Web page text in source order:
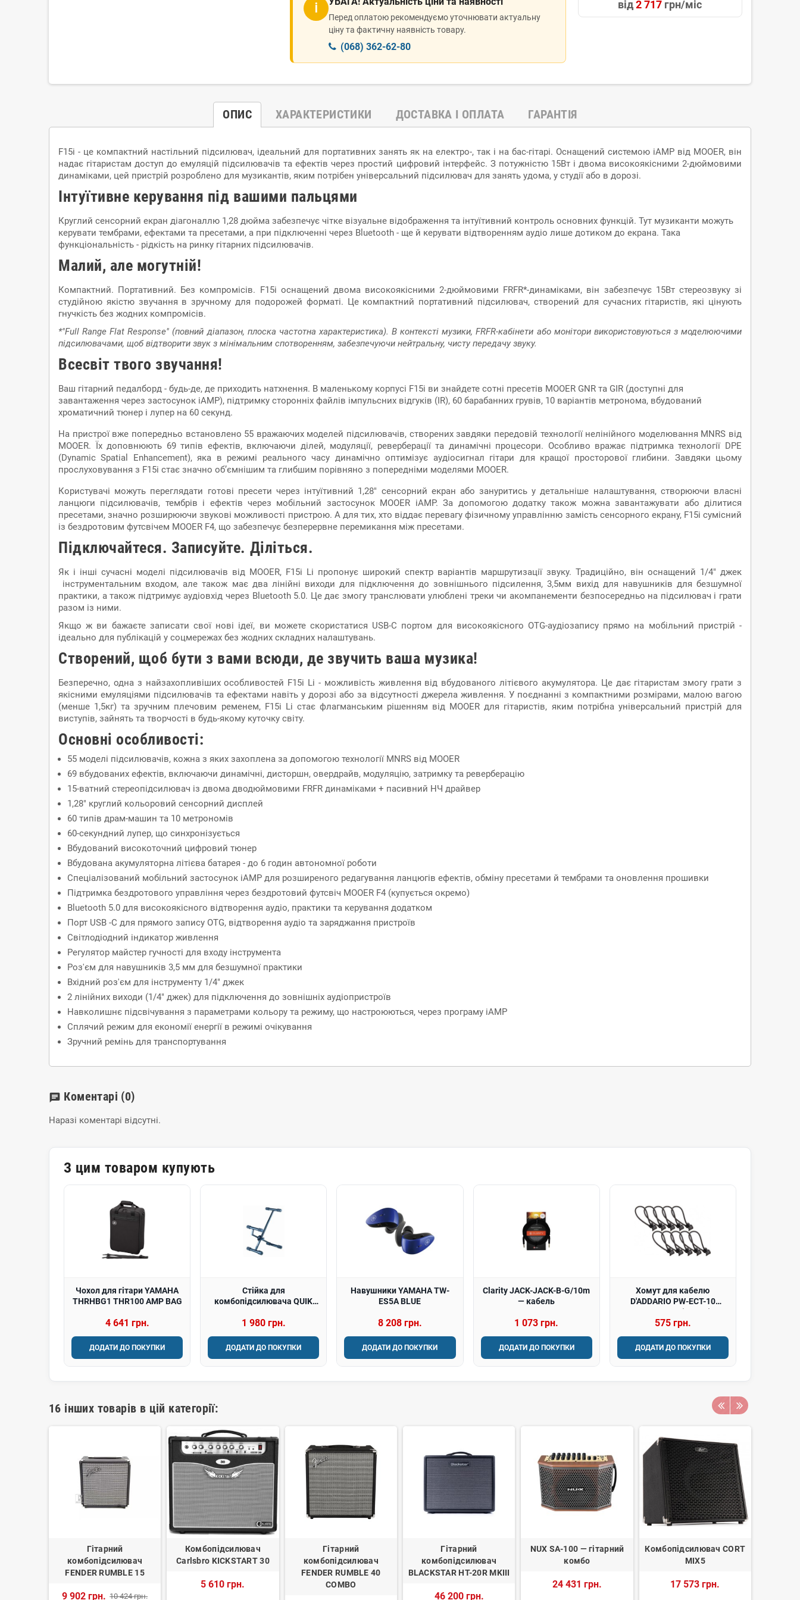
ℹ
Перед оплатою рекомендуємо уточнювати актуальну
ціну та фактичну наявність товару.
(068) 362-62-80
від2 717 грн/міс
ОПИС ХАРАКТЕРИСТИКИ ДОСТАВКА І ОПЛАТА ГАРАНТІЯ
F15i - це компактний настільний підсилювач, ідеальний для портативних занять як на електро-, так і на бас-гітарі. Оснащений системою iAMP від MOOER, він
надає гітаристам доступ до емуляцій підсилювачів та ефектів через простий цифровий інтерфейс. З потужністю 15Вт і двома високоякісними 2-дюймовими
динаміками, цей пристрій розроблено для музикантів, яким потрібен універсальний підсилювач для занять удома, у студії або в дорозі.
Інтуїтивне керування під вашими пальцями
Круглий сенсорний екран діагоналлю 1,28 дюйма забезпечує чітке візуальне відображення та інтуїтивний контроль основних функцій. Тут музиканти можуть
керувати тембрами, ефектами та пресетами, а при підключенні через Bluetooth - ще й керувати відтворенням аудіо лише дотиком до екрана. Така
функціональність - рідкість на ринку гітарних підсилювачів.
Малий, але могутній!
Компактний. Портативний. Без компромісів. F15i оснащений двома високоякісними 2-дюймовими FRFR*-динаміками, він забезпечує 15Вт стереозвуку зі
студійною якістю звучання в зручному для подорожей форматі. Це компактний портативний підсилювач, створений для сучасних гітаристів, які цінують
гнучкість без жодних компромісів.
*"Full Range Flat Response" (повний діапазон, плоска частотна характеристика). В контексті музики, FRFR-кабінети або монітори використовуються з моделюючими
підсилювачами, щоб відтворити звук з мінімальним спотворенням, забезпечуючи нейтральну, чисту передачу звуку.
Всесвіт твoго звучання!
Ваш гітарний педалборд - будь-де, де приходить натхнення. В маленькому корпусі F15i ви знайдете сотні пресетів MOOER GNR та GIR (доступні для
завантаження через застосунок iAMP), підтримку сторонніх файлів імпульсних відгуків (IR), 60 барабанних грувів, 10 варіантів метронома, вбудований
хроматичний тюнер і лупер на 60 секунд.
На пристрої вже попередньо встановлено 55 вражаючих моделей підсилювачів, створених завдяки передовій технології нелінійного моделювання MNRS від
MOOER. Їх доповнюють 69 типів ефектів, включаючи ділей, модуляції, реверберації та динамічні процесори. Особливо вражає підтримка технології DPE
(Dynamic Spatial Enhancement), яка в режимі реального часу динамічно оптимізує аудіосигнал гітари для кращої просторової глибини. Завдяки цьому
прослуховування з F15i стає значно об’ємнішим та глибшим порівняно з попередніми моделями MOOER.
Користувачі можуть переглядати готові пресети через інтуїтивний 1,28" сенсорний екран або зануритись у детальніше налаштування, створюючи власні
ланцюги підсилювачів, тембрів і ефектів через мобільний застосунок MOOER iAMP. За допомогою додатку також можна завантажувати або ділитися
пресетами, значно розширюючи звукові можливості пристрою. А для тих, хто віддає перевагу фізичному управлінню замість сенсорного екрану, F15i сумісний
із бездротовим футсвічем MOOER F4, що забезпечує безперервне перемикання між пресетами.
Підключайтеся. Записуйте. Діліться.
Як і інші сучасні моделі підсилювачів від MOOER, F15i Li пропонує широкий спектр варіантів маршрутизації звуку. Традиційно, він оснащений 1/4" джек
інструментальним входом, але також має два лінійні виходи для підключення до зовнішнього підсилення, 3,5мм вихід для навушників для безшумної
практики, а також підтримує аудіовхід через Bluetooth 5.0. Це дає змогу транслювати улюблені треки чи акомпанементи безпосередньо на підсилювач і грати
разом із ними.
Якщо ж ви бажаєте записати свої нові ідеї, ви можете скористатися USB-C портом для високоякісного OTG-аудіозапису прямо на мобільний пристрій -
ідеально для публікацій у соцмережах без жодних складних налаштувань.
Створений, щоб бути з вами всюди, де звучить ваша музика!
Безперечно, одна з найзахопливіших особливостей F15i Li - можливість живлення від вбудованого літієвого акумулятора. Це дає гітаристам змогу грати з
якісними емуляціями підсилювачів та ефектами навіть у дорозі або за відсутності джерела живлення. У поєднанні з компактними розмірами, малою вагою
(менше 1,5кг) та зручним плечовим ременем, F15i Li стає флагманським рішенням від MOOER для гітаристів, яким потрібна універсальний пристрій для
виступів, зайнять та творчості в будь-якому куточку світу.
Основні особливості:
55 моделі підсилювачів, кожна з яких захоплена за допомогою технології MNRS від MOOER
69 вбудованих ефектів, включаючи динамічні, дисторшн, овердрайв, модуляцію, затримку та реверберацію
15-ватний стереопідсилювач із двома дводюймовими FRFR динаміками + пасивний НЧ драйвер
1,28" круглий кольоровий сенсорний дисплей
60 типів драм-машин та 10 метрономів
60-секундний лупер, що синхронізується
Вбудований високоточний цифровий тюнер
Вбудована акумуляторна літієва батарея - до 6 годин автономної роботи
Спеціалізований мобільний застосунок iAMP для розширеного редагування ланцюгів ефектів, обміну пресетами й тембрами та оновлення прошивки
Підтримка бездротового управління через бездротовий футсвіч MOOER F4 (купується окремо)
Bluetooth 5.0 для високоякісного відтворення аудіо, практики та керування додатком
Порт USB -C для прямого запису OTG, відтворення аудіо та заряджання пристроїв
Світлодіодний індикатор живлення
Регулятор майстер гучності для входу інструмента
Роз'єм для навушників 3,5 мм для безшумної практики
Вхідний роз'єм для інструменту 1/4" джек
2 лінійних виходи (1/4" джек) для підключення до зовнішніх аудіопристроїв
Навколишнє підсвічування з параметрами кольору та режиму, що настроюються, через програму iAMP
Сплячий режим для економії енергії в режимі очікування
Зручний ремінь для транспортування
chat Коментарі (0)
Наразі коментарі відсутні.
З цим товаром купують
Чохол для гітари YAMAHA
THRHBG1 THR100 AMP BAG
4 641 грн.
ДОДАТИ ДО ПОКУПКИ
Стійка для
комбопідсилювача QUIK
1 980 грн.
ДОДАТИ ДО ПОКУПКИ
Навушники YAMAHA TW-
ES5A BLUE
8 208 грн.
ДОДАТИ ДО ПОКУПКИ
Clarity JACK-JACK-B-G/10m
— кабель
1 073 грн.
ДОДАТИ ДО ПОКУПКИ
Хомут для кабелю
D'ADDARIO PW-ECT-10
CABLE TIES (10 Set)
575 грн.
ДОДАТИ ДО ПОКУПКИ
16 інших товарів в цій категорії:
Гітарний
комбопідсилювач
FENDER RUMBLE 15
9 902 грн. 10 424 грн.
Комбопідсилювач
Carlsbro KICKSTART 30
5 610 грн.
Гітарний
комбопідсилювач
FENDER RUMBLE 40
COMBO
Гітарний
комбопідсилювач
BLACKSTAR HT-20R MKIII
46 200 грн.
NUX SA-100 — гітарний
комбо
24 431 грн.
Комбопідсилювач CORT
MIX5
17 573 грн.